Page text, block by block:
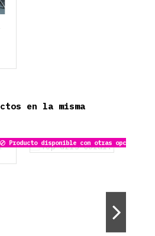
en la misma
Producto disponible con otras opciones